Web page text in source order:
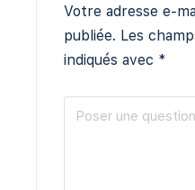
Votre adresse e-
publiée. Les
indiqués avec *